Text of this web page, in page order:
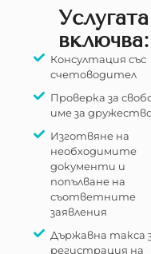
Услугата
включва:
Консултация със
счетоводител
Проверка за
име за
Изготвяне на
необходимите
документи и
попълване на
съответните
заявления
Държавна такса
регистрация на